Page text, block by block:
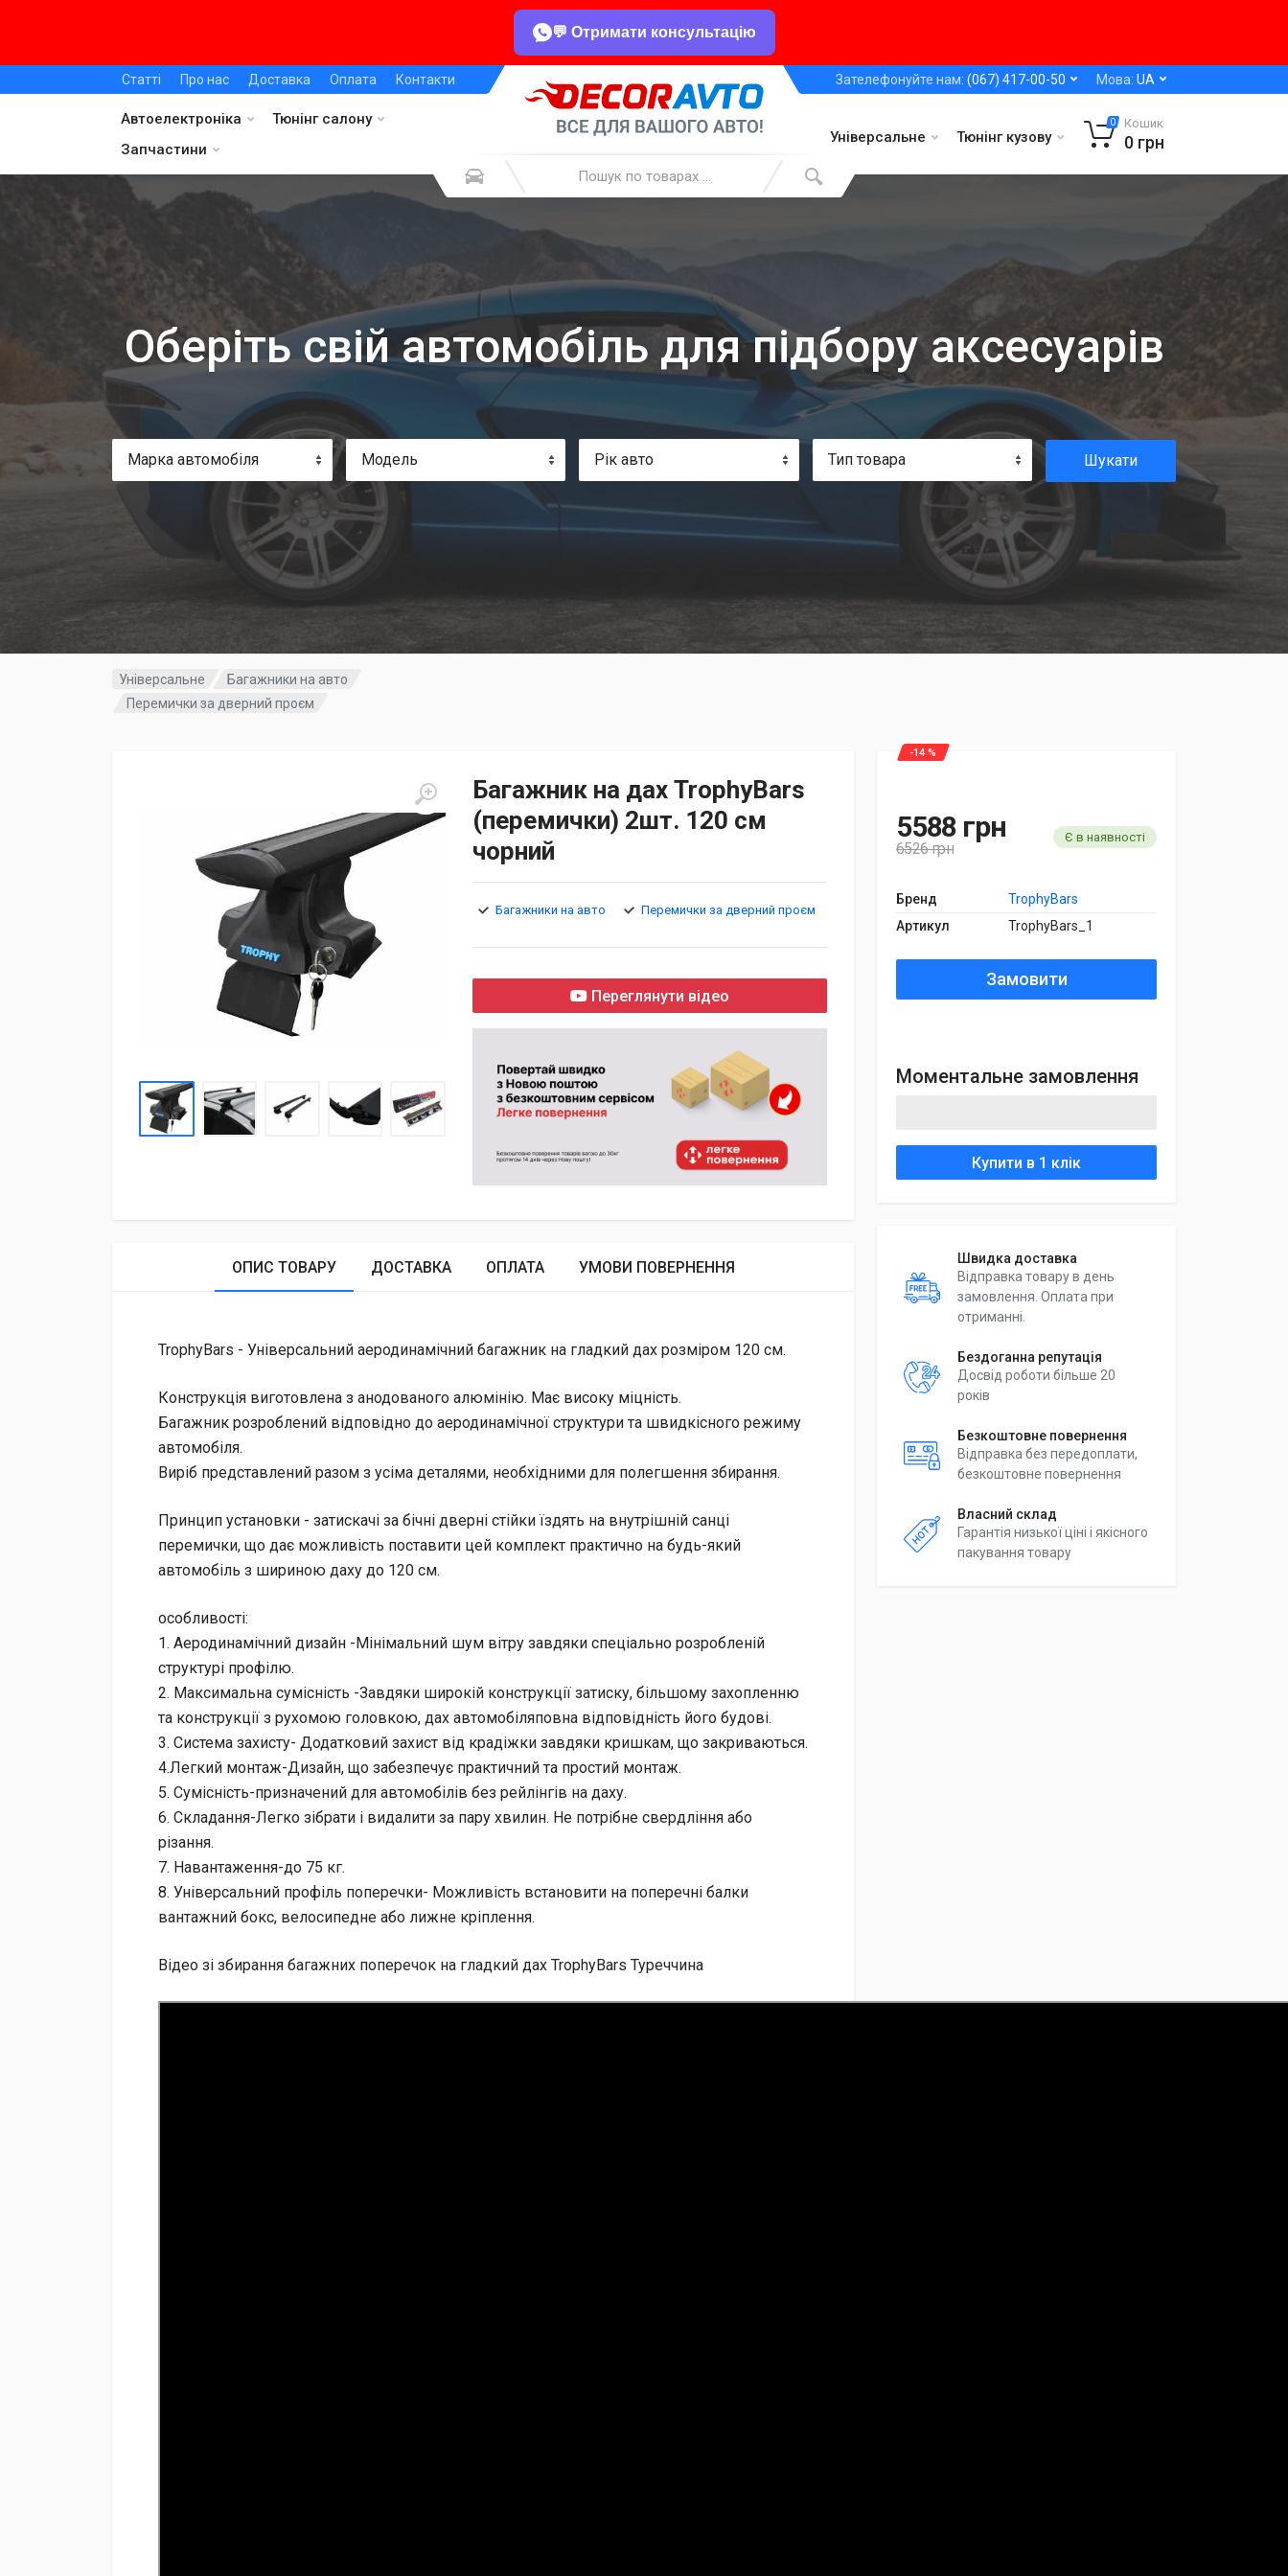
💬 Отримати консультацію
Статті Про нас Доставка Оплата Контакти Зателефонуйте нам: (067) 417-00-50 Мова: UA
Автоелектроніка
Тюнінг салону
Запчастини
Універсальне Тюнінг кузову
0 Кошик
0 грн
Оберіть свій автомобіль для підбору аксесуарів
Марка автомобіля Модель Рік авто Тип товара Шукати
Універсальне
Багажники на авто
Перемички за дверний проєм
Багажник на дах TrophyBars
(перемички) 2шт. 120 см
чорний
Багажники на авто Перемички за дверний проєм
Переглянути відео
-14 %
5588 грн
6526 грн
Є в наявності
Бренд
TrophyBars
Артикул
TrophyBars_1
Замовити
Моментальне замовлення
Купити в 1 клік
Швидка доставка
Відправка товару в день
замовлення. Оплата при
отриманні.
Бездоганна репутація
Досвід роботи більше 20
років
Безкоштовне повернення
Відправка без передоплати,
безкоштовне повернення
Власний склад
Гарантія низької ціні і якісного
пакування товару
ОПИС ТОВАРУ ДОСТАВКА ОПЛАТА УМОВИ ПОВЕРНЕННЯ
TrophyBars - Універсальний аеродинамічний багажник на гладкий дах розміром 120 см.
Конструкція виготовлена з анодованого алюмінію. Має високу міцність.
Багажник розроблений відповідно до аеродинамічної структури та швидкісного режиму
автомобіля.
Виріб представлений разом з усіма деталями, необхідними для полегшення збирання.
Принцип установки - затискачі за бічні дверні стійки їздять на внутрішній санці
перемички, що дає можливість поставити цей комплект практично на будь-який
автомобіль з шириною даху до 120 см.
особливості:
1. Аеродинамічний дизайн -Мінімальний шум вітру завдяки спеціально розробленій
структурі профілю.
2. Максимальна сумісність -Завдяки широкій конструкції затиску, більшому захопленню
та конструкції з рухомою головкою, дах автомобіляповна відповідність його будові.
3. Система захисту- Додатковий захист від крадіжки завдяки кришкам, що закриваються.
4.Легкий монтаж-Дизайн, що забезпечує практичний та простий монтаж.
5. Сумісність-призначений для автомобілів без рейлінгів на даху.
6. Складання-Легко зібрати і видалити за пару хвилин. Не потрібне свердління або
різання.
7. Навантаження-до 75 кг.
8. Універсальний профіль поперечки- Можливість встановити на поперечні балки
вантажний бокс, велосипедне або лижне кріплення.
Відео зі збирання багажних поперечок на гладкий дах TrophyBars Туреччина